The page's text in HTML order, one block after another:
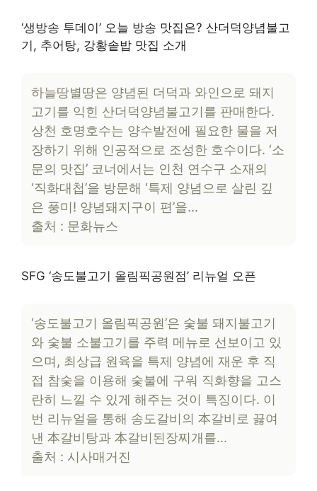
‘생방송 투데이’ 오늘 방송 맛집은? 산더덕양념불고
기, 추어탕, 강황솥밥 맛집 소개
하늘땅별땅은 양념된 더덕과 와인으로 돼지
고기를 익힌 산더덕양념불고기를 판매한다.
상천 호명호수는 양수발전에 필요한 물을 저
장하기 위해 인공적으로 조성한 호수이다. ‘소
문의 맛집’ 코너에서는 인천 연수구 소재의
‘직화대첩’을 방문해 ‘특제 양념으로 살린 깊
은 풍미! 양념돼지구이 편’을…
출처 : 문화뉴스
SFG ‘송도불고기 올림픽공원점’ 리뉴얼 오픈
‘송도불고기 올림픽공원’은 숯불 돼지불고기
와 숯불 소불고기를 주력 메뉴로 선보이고 있
으며, 최상급 원육을 특제 양념에 재운 후 직
접 참숯을 이용해 숯불에 구워 직화향을 고스
란히 느낄 수 있게 해주는 것이 특징이다. 이
번 리뉴얼을 통해 송도갈비의 本갈비로 끓여
낸 本갈비탕과 本갈비된장찌개를…
출처 : 시사매거진